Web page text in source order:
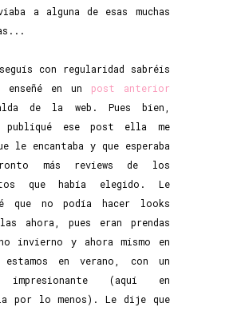
a alguna de esas muchas
con regularidad sabréis
enseñé en un post anterior
de la web. Pues bien,
publiqué ese post ella me
le encantaba y que esperaba
más reviews de los
que había elegido. Le
que no podía hacer looks
ahora, pues eran prendas
invierno y ahora mismo en
estamos en verano, con un
(aquí en
por lo menos). Le dije que